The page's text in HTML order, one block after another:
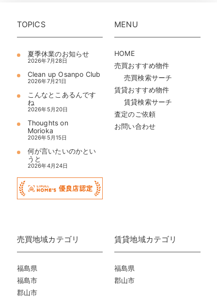
TOPICS
夏季休業のお知らせ
2026年7月28日
Clean up Osanpo Club
2026年7月21日
こんなとこあるんです
ね
2026年5月20日
Thoughts on
Morioka
2026年5月15日
何が言いたいのかとい
うと
2026年4月24日
MENU
HOME
売買おすすめ物件
売買検索サーチ
賃貸おすすめ物件
賃貸検索サーチ
査定のご依頼
お問い合わせ
売買地域カテゴリ
福島県
福島市
郡山市
賃貸地域カテゴリ
福島県
郡山市